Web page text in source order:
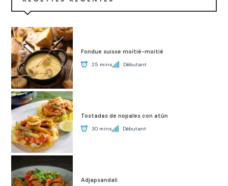
Fondue suisse moitié-moitié
25 mins Débutant
Tostadas de nopales con atún
30 mins Débutant
Adjapsandali